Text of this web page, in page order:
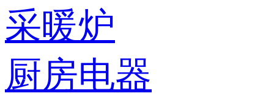
采暖炉
厨房电器